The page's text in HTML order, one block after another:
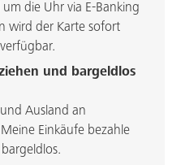
die Uhr via E-Banking
wird der Karte sofort
und bargeldlos
Ausland an
Einkäufe bezahle